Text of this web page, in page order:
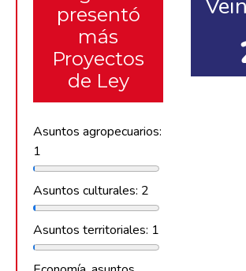
presentó
más
Proyectos
de Ley
Asuntos agropecuarios:
1
Asuntos culturales: 2
Asuntos territoriales: 1